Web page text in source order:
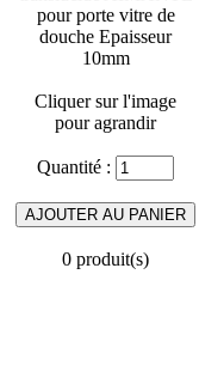
Cliquer sur l'image
pour agrandir
Quantité :
0 produit(s)